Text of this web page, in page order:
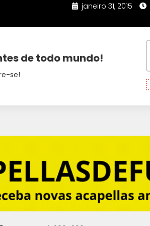
janeiro 31, 2015
de todo mundo!
se!